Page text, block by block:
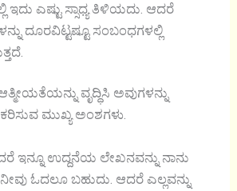
ಎಷ್ಟು ಸ್ಸಾಧ್ಯ ತಿಳಿಯದು. ಆದರೆ
ದೂರವಿಟ್ಟಷ್ಟೂ ಸಂಬಂಧಗಳಲ್ಲಿ
ವೃದ್ಧಿಸಿ ಅವುಗಳನ್ನು
ಮುಖ್ಯ ಅಂಶಗಳು.
ಇನ್ನೂ ಉದ್ದನೆಯ ಲೇಖನವನ್ನು ನಾನು
ಓದಲೂ ಬಹುದು. ಆದರೆ ಎಲ್ಲವನ್ನು